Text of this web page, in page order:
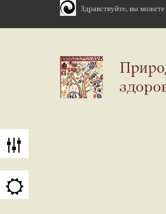
Здравствуйте, вы можете